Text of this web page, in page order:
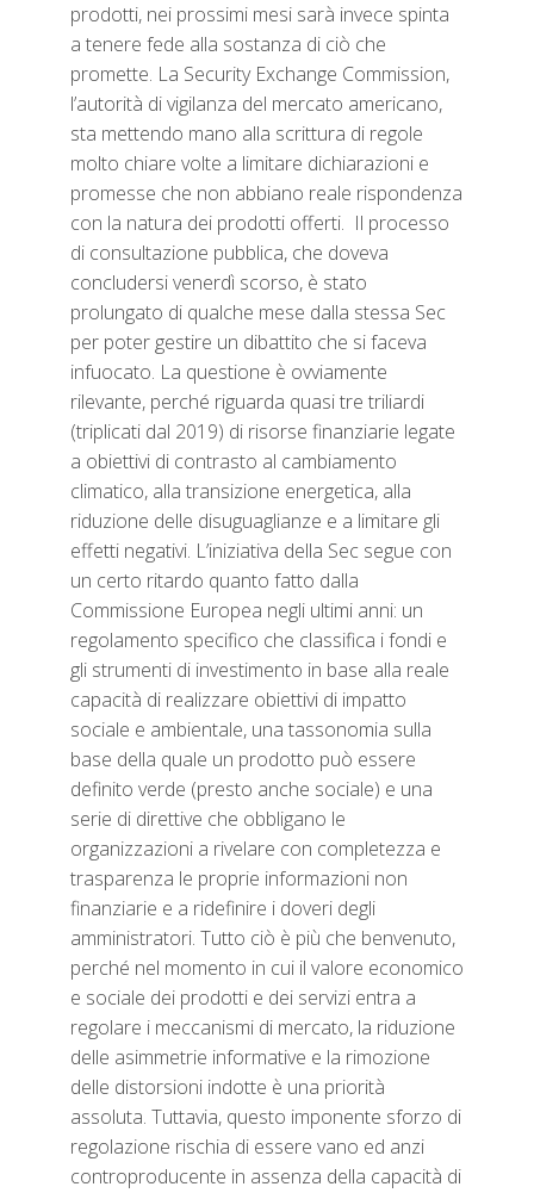
prodotti, nei prossimi mesi sarà invece spinta
a tenere fede alla sostanza di ciò che
promette. La Security Exchange Commission,
l’autorità di vigilanza del mercato americano,
sta mettendo mano alla scrittura di regole
molto chiare volte a limitare dichiarazioni e
promesse che non abbiano reale rispondenza
con la natura dei prodotti offerti. Il processo
di consultazione pubblica, che doveva
concludersi venerdì scorso, è stato
prolungato di qualche mese dalla stessa Sec
per poter gestire un dibattito che si faceva
infuocato. La questione è ovviamente
rilevante, perché riguarda quasi tre triliardi
(triplicati dal 2019) di risorse finanziarie legate
a obiettivi di contrasto al cambiamento
climatico, alla transizione energetica, alla
riduzione delle disuguaglianze e a limitare gli
effetti negativi. L’iniziativa della Sec segue con
un certo ritardo quanto fatto dalla
Commissione Europea negli ultimi anni: un
regolamento specifico che classifica i fondi e
gli strumenti di investimento in base alla reale
capacità di realizzare obiettivi di impatto
sociale e ambientale, una tassonomia sulla
base della quale un prodotto può essere
definito verde (presto anche sociale) e una
serie di direttive che obbligano le
organizzazioni a rivelare con completezza e
trasparenza le proprie informazioni non
finanziarie e a ridefinire i doveri degli
amministratori. Tutto ciò è più che benvenuto,
perché nel momento in cui il valore economico
e sociale dei prodotti e dei servizi entra a
regolare i meccanismi di mercato, la riduzione
delle asimmetrie informative e la rimozione
delle distorsioni indotte è una priorità
assoluta. Tuttavia, questo imponente sforzo di
regolazione rischia di essere vano ed anzi
controproducente in assenza della capacità di